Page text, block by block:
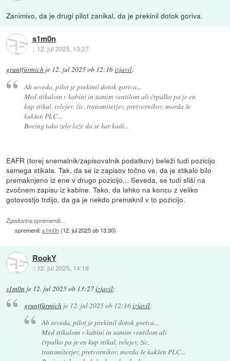
Zanimivo, da je drugi pilot zanikal, da je prekinil dotok goriva.
s1m0n
:: 12. jul 2025, 13:27
gruntfürmich je 12. jul 2025 ob 12:16izjavil:
Ah seveda, pilot je prekinil dotok goriva...
Med stikalom v kabini in samim ventilom ali črpalko pa je en
kup stikal, relejev, žic, transmiterjev, pretvornikov, morda še
kakšen PLC...
Boeing tako zelo laže da se kar kadi...
EAFR (torej snemalnik/zapisovalnik podatkov) beleži tudi pozicijo
samega stikala. Tak, da se iz zapisov točno ve, da je stikalo bilo
premaknjeno iz ene v drugo pozicijo... Seveda, se tudi sliši na
zvočnem zapisu iz kabine. Tako, da lahko na koncu z veliko
gotovostjo trdijo, da ga je nekdo premaknil v to pozicijo.
Zgodovina sprememb…
spremenil:s1m0n(12. jul 2025 ob 13:30)
RookY
:: 12. jul 2025, 14:18
s1m0n je 12. jul 2025 ob 13:27izjavil:
gruntfürmichje 12. jul 2025 ob 12:16izjavil:
Ah seveda, pilot je prekinil dotok goriva...
Med stikalom v kabini in samim ventilom ali
črpalko pa je en kup stikal, relejev, žic,
transmiterjev, pretvornikov, morda še kakšen PLC...